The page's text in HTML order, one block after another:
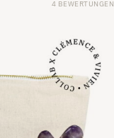
4 BEWERTUNGEN
Bewertung: